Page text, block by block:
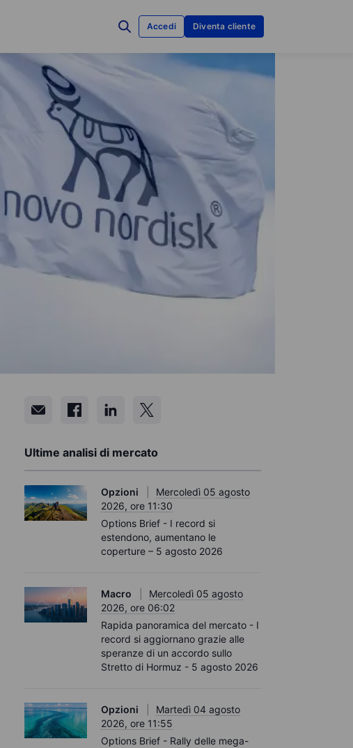
Accedi Diventa cliente
Ultime analisi di mercato
Opzioni
Mercoledì 05 agosto
2026, ore 11:30
Options Brief - I record si
estendono, aumentano le
coperture – 5 agosto 2026
Macro
Mercoledì 05 agosto
2026, ore 06:02
Rapida panoramica del mercato - I
record si aggiornano grazie alle
speranze di un accordo sullo
Stretto di Hormuz - 5 agosto 2026
Opzioni
Martedì 04 agosto
2026, ore 11:55
Options Brief - Rally delle mega-